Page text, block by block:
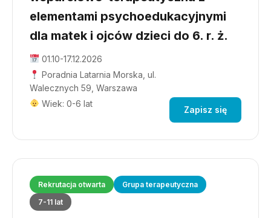
elementami psychoedukacyjnymi
dla matek i ojców dzieci do 6. r. ż.
01.10-17.12.2026
Poradnia Latarnia Morska, ul.
Walecznych 59, Warszawa
Wiek: 0-6 lat
Zapisz się
Rekrutacja otwarta
Grupa terapeutyczna
7-11 lat